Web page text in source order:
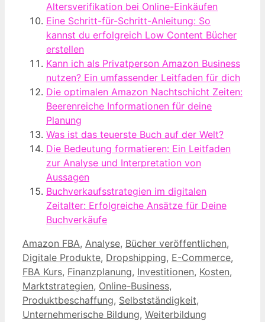
Altersverifikation bei Online-Einkäufen
Eine Schritt-für-Schritt-Anleitung: So
kannst du erfolgreich Low Content Bücher
erstellen
Kann ich als Privatperson Amazon Business
nutzen? Ein umfassender Leitfaden für dich
Die optimalen Amazon Nachtschicht Zeiten:
Beerenreiche Informationen für deine
Planung
Was ist das teuerste Buch auf der Welt?
Die Bedeutung formatieren: Ein Leitfaden
zur Analyse und Interpretation von
Aussagen
Buchverkaufsstrategien im digitalen
Zeitalter: Erfolgreiche Ansätze für Deine
Buchverkäufe
Kategorien
Amazon FBA, Analyse, Bücher veröffentlichen,
Digitale Produkte, Dropshipping, E-Commerce,
FBA Kurs, Finanzplanung, Investitionen, Kosten,
Marktstrategien, Online-Business,
Produktbeschaffung, Selbstständigkeit,
Unternehmerische Bildung, Weiterbildung